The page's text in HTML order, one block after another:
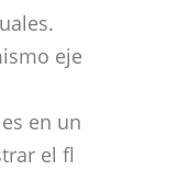
eje
en un
el fl